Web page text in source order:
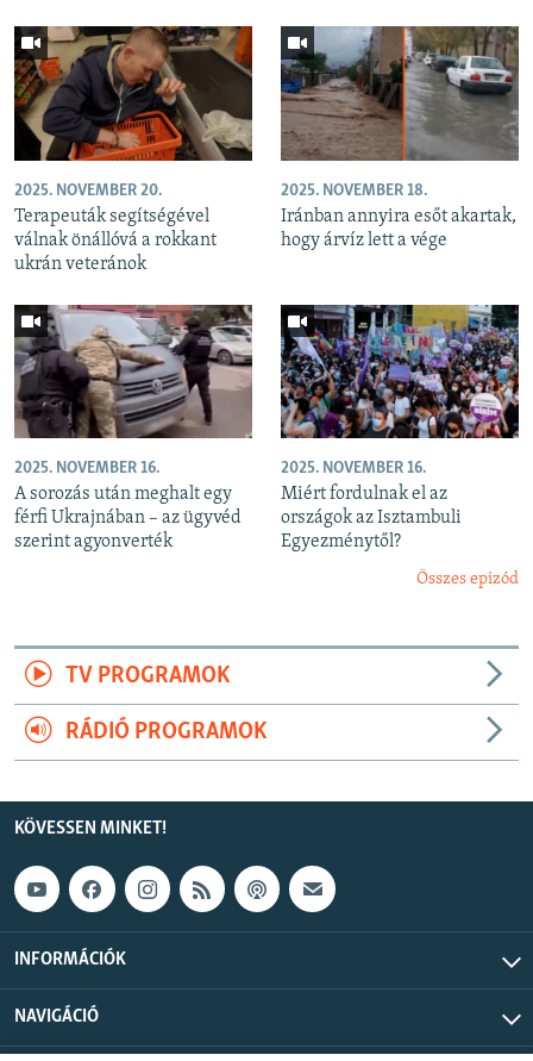
2025. NOVEMBER 20.
Terapeuták segítségével
válnak önállóvá a rokkant
ukrán veteránok
2025. NOVEMBER 18.
Iránban annyira esőt akartak,
hogy árvíz lett a vége
2025. NOVEMBER 16.
A sorozás után meghalt egy
férfi Ukrajnában – az ügyvéd
szerint agyonverték
2025. NOVEMBER 16.
Miért fordulnak el az
országok az Isztambuli
Egyezménytől?
Összes epizód
TV PROGRAMOK
RÁDIÓ PROGRAMOK
KÖVESSEN MINKET!
INFORMÁCIÓK
NAVIGÁCIÓ